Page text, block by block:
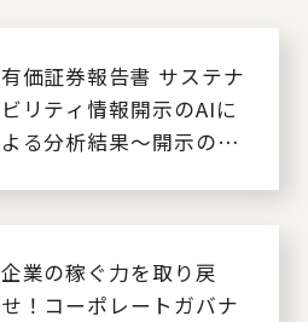
有価証券報告書 サステナ
ビリティ情報開示のAIに
よる分析結果～開示の現
企業の稼ぐ力を取り戻
せ！コーポレートガバナ